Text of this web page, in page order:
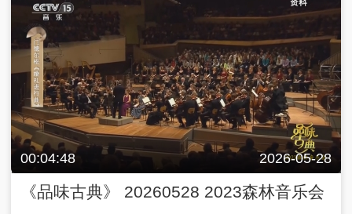
00:04:48 2026-05-28
《品味古典》 20260528 2023森林音乐会